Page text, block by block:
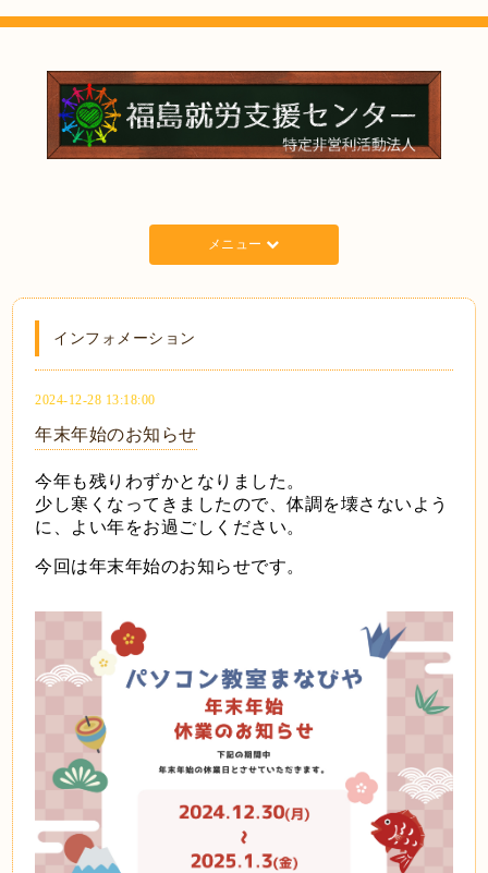
メニュー
インフォメーション
2024-12-28 13:18:00
年末年始のお知らせ
今年も残りわずかとなりました。
少し寒くなってきましたので、体調を壊さないよう
に、よい年をお過ごしください。
今回は年末年始のお知らせです。